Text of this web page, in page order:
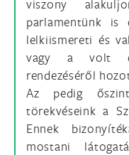
viszony
parlamentünk is
lelkiismereti és
vagy a volt
rendezéséről
Az pedig
törekvéseink a
Ennek
mostani